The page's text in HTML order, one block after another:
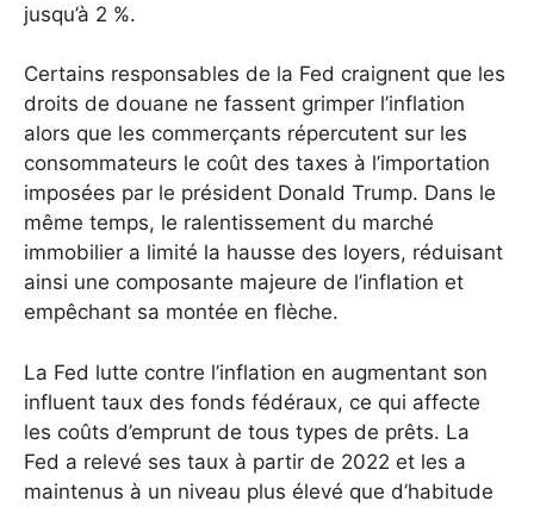
jusqu’à 2 %.
Certains responsables de la Fed craignent que les
droits de douane ne fassent grimper l’inflation
alors que les commerçants répercutent sur les
consommateurs le coût des taxes à l’importation
imposées par le président Donald Trump. Dans le
même temps, le ralentissement du marché
immobilier a limité la hausse des loyers, réduisant
ainsi une composante majeure de l’inflation et
empêchant sa montée en flèche.
La Fed lutte contre l’inflation en augmentant son
influent taux des fonds fédéraux, ce qui affecte
les coûts d’emprunt de tous types de prêts. La
Fed a relevé ses taux à partir de 2022 et les a
maintenus à un niveau plus élevé que d’habitude